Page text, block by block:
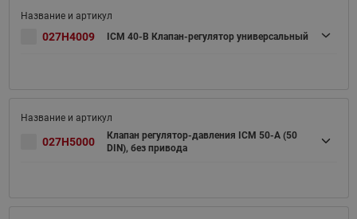
027H4009 ICM 40-B Клапан-регулятор универсальный
027H5000
Клапан регулятор-давления ICM 50-A (50
DIN), без привода